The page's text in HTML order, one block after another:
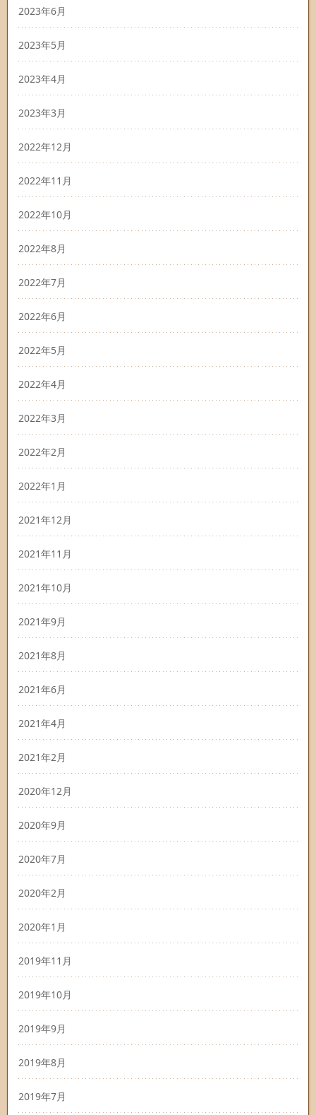
2023年6月
2023年5月
2023年4月
2023年3月
2022年12月
2022年11月
2022年10月
2022年8月
2022年7月
2022年6月
2022年5月
2022年4月
2022年3月
2022年2月
2022年1月
2021年12月
2021年11月
2021年10月
2021年9月
2021年8月
2021年6月
2021年4月
2021年2月
2020年12月
2020年9月
2020年7月
2020年2月
2020年1月
2019年11月
2019年10月
2019年9月
2019年8月
2019年7月